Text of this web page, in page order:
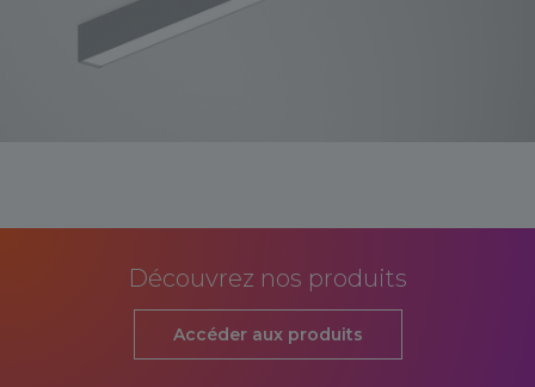
Découvrez nos produits
Accéder aux produits